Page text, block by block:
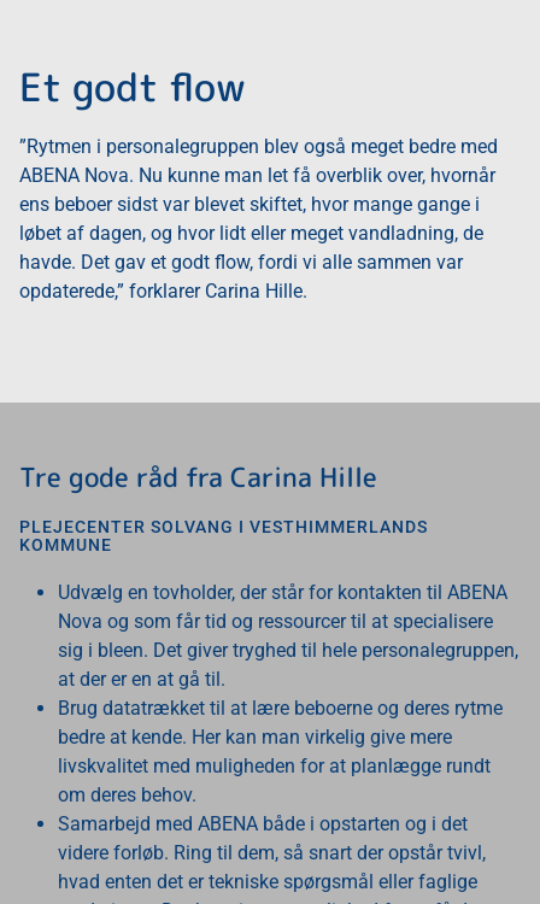
Et godt flow
”Rytmen i personalegruppen blev også meget bedre med
ABENA Nova. Nu kunne man let få overblik over, hvornår
ens beboer sidst var blevet skiftet, hvor mange gange i
løbet af dagen, og hvor lidt eller meget vandladning, de
havde. Det gav et godt flow, fordi vi alle sammen var
opdaterede,” forklarer Carina Hille.
Tre gode råd fra Carina Hille
PLEJECENTER SOLVANG I VESTHIMMERLANDS
KOMMUNE
Udvælg en tovholder, der står for kontakten til ABENA
Nova og som får tid og ressourcer til at specialisere
sig i bleen. Det giver tryghed til hele personalegruppen,
at der er en at gå til.
Brug datatrækket til at lære beboerne og deres rytme
bedre at kende. Her kan man virkelig give mere
livskvalitet med muligheden for at planlægge rundt
om deres behov.
Samarbejd med ABENA både i opstarten og i det
videre forløb. Ring til dem, så snart der opstår tvivl,
hvad enten det er tekniske spørgsmål eller faglige